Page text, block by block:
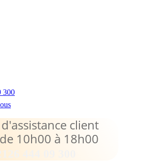
300
client
10h00 à 18h00
444 09 300